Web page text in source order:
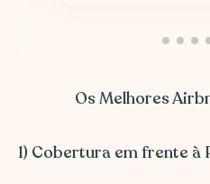
Os Melhores
1) Cobertura em frente à